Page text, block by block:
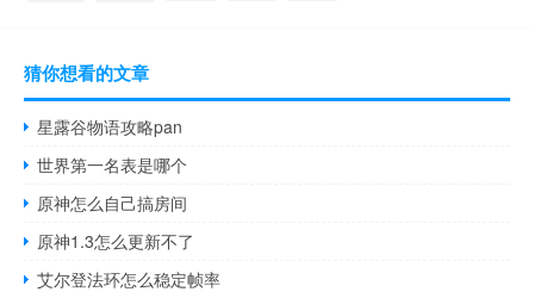
猜你想看的文章
星露谷物语攻略pan
世界第一名表是哪个
原神怎么自己搞房间
原神1.3怎么更新不了
艾尔登法环怎么稳定帧率